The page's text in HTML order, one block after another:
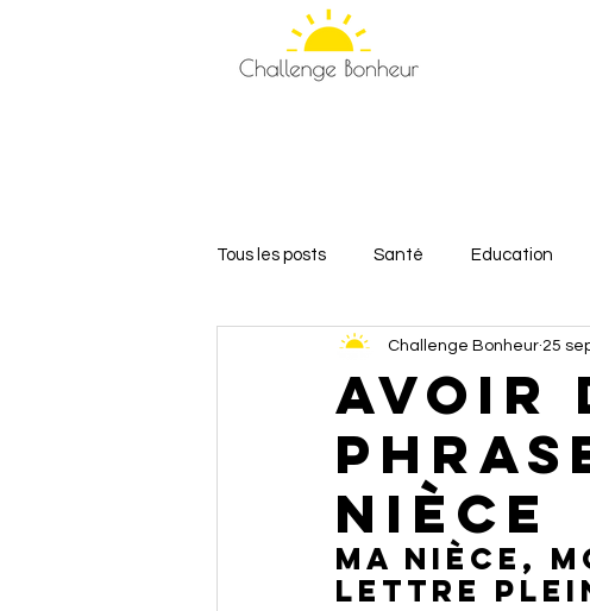
Tous les posts Santé Education
Relations et Amour Bien-être
Avoir
nièce
Challenge Bonheur 25
Ma nièce,
lettre